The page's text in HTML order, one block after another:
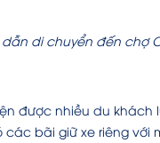
dẫn di chuyển đến chợ
được nhiều du khách
các bãi giữ xe riêng với